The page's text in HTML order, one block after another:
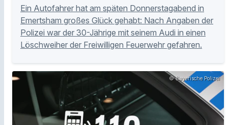
Ein Autofahrer hat am späten Donnerstagabend in
Emertsham großes Glück gehabt: Nach Angaben der
Polizei war der 30-Jährige mit seinem Audi in einen
Löschweiher der Freiwilligen Feuerwehr gefahren.
© Bayerische Polizei